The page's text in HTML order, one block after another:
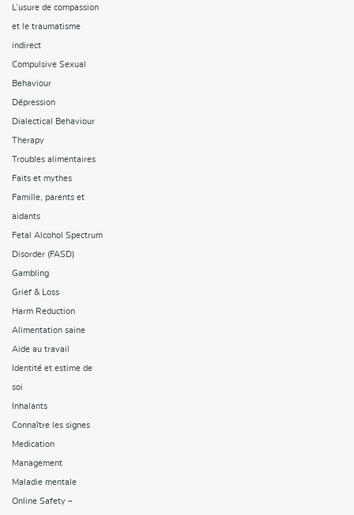
L’usure de compassion
et le traumatisme
indirect
Compulsive Sexual
Behaviour
Dépression
Dialectical Behaviour
Therapy
Troubles alimentaires
Faits et mythes
Famille, parents et
aidants
Fetal Alcohol Spectrum
Disorder (FASD)
Gambling
Grief & Loss
Harm Reduction
Alimentation saine
Aide au travail
Identité et estime de
soi
Inhalants
Connaître les signes
Medication
Management
Maladie mentale
Online Safety –